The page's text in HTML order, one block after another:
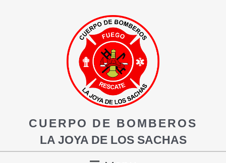
CUERPO DE BOMBEROS
LA JOYA DE LOS SACHAS